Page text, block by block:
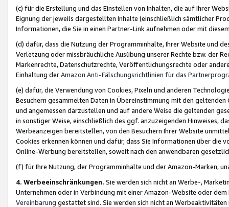
(c) für die Erstellung und das Einstellen von Inhalten, die auf Ihrer
Eignung der jeweils dargestellten Inhalte (einschließlich sämtlicher
Informationen, die Sie in einen Partner-Link aufnehmen oder mit
(d) dafür, dass die Nutzung der Programminhalte, Ihrer Website und
Verletzung oder missbräuchliche Ausübung unserer Rechte bzw. der
Markenrechte, Datenschutzrechte, Veröffentlichungsrechte oder
Einhaltung derAmazon Anti-Fälschungsrichtlinien für das
(e) dafür, die Verwendung von Cookies, Pixeln und anderen
Besuchern gesammelten Daten in Übereinstimmung mit den
und angemessen darzustellen und auf andere Weise die geltenden
in sonstiger Weise, einschließlich des ggf. anzuzeigenden Hinweises,
Werbeanzeigen bereitstellen, von den Besuchern Ihrer Website
Cookies erkennen können und dafür, dass Sie Informationen über die
Online-Werbung bereitstellen, soweit nach den anwendbaren
(f) für Ihre Nutzung, der Programminhalte und der Amazon-Marken,
4. Werbeeinschränkungen. Sie werden sich nicht an Werbe-,
Unternehmen oder in Verbindung mit einer Amazon-Website oder
Vereinbarung gestattet sind. Sie werden sich nicht an